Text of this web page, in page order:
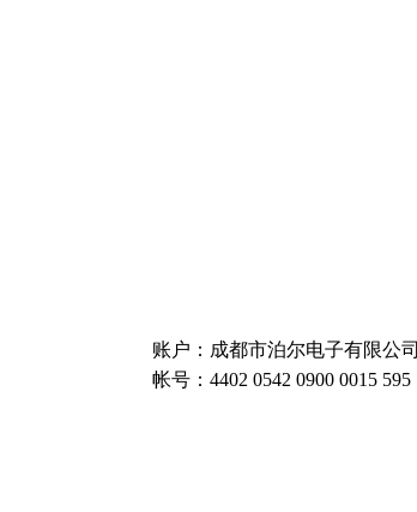
账户：成都市泊尔电子有限公司
帐号：4402 0542 0900 0015 595